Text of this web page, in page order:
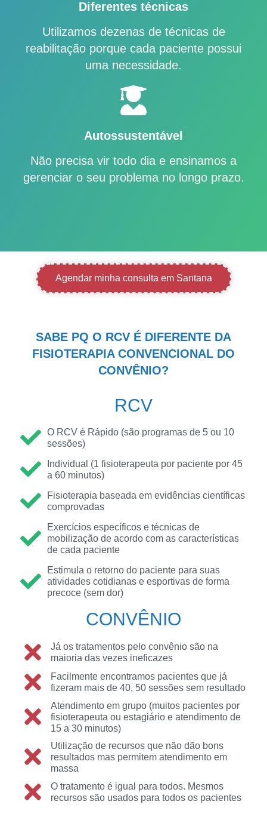
Diferentes técnicas
Utilizamos dezenas de técnicas de
reabilitação porque cada paciente possui
uma necessidade.
Autossustentável
Não precisa vir todo dia e ensinamos a
gerenciar o seu problema no longo prazo.
Agendar minha consulta em Santana
SABE PQ O RCV É DIFERENTE DA
FISIOTERAPIA CONVENCIONAL DO
CONVÊNIO?
RCV
O RCV é Rápido (são programas de 5 ou 10
sessões)
Individual (1 fisioterapeuta por paciente por 45
a 60 minutos)
Fisioterapia baseada em evidências científicas
comprovadas
Exercícios específicos e técnicas de
mobilização de acordo com as características
de cada paciente
Estimula o retorno do paciente para suas
atividades cotidianas e esportivas de forma
precoce (sem dor)
CONVÊNIO
Já os tratamentos pelo convênio são na
maioria das vezes ineficazes
Facilmente encontramos pacientes que já
fizeram mais de 40, 50 sessões sem resultado
Atendimento em grupo (muitos pacientes por
fisioterapeuta ou estagiário e atendimento de
15 a 30 minutos)
Utilização de recursos que não dão bons
resultados mas permitem atendimento em
massa
O tratamento é igual para todos. Mesmos
recursos são usados para todos os pacientes